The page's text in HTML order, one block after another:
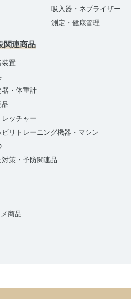
吸入器・ネブライザー
測定・健康管理
関連商品
装置
器・体重計
品
レッチャー
ビリトレーニング機器・マシン
対策・予防関連品
商品